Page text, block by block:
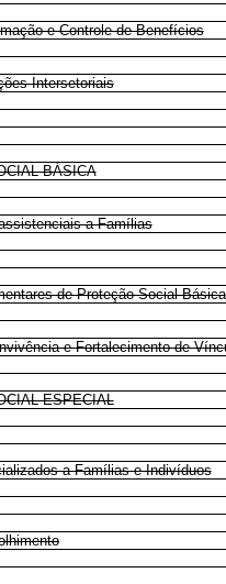
e Controle de Benefícios
Intersetoriais
BÁSICA
a Famílias
de Proteção Social Básica
e Fortalecimento de
ESPECIAL
a Famílias e Indivíduos